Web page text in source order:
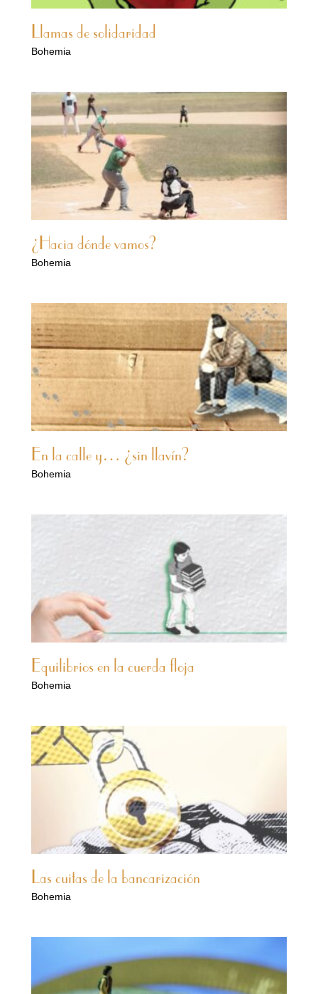
Llamas de solidaridad
Bohemia
¿Hacia dónde vamos?
Bohemia
En la calle y… ¿sin llavín?
Bohemia
Equilibrios en la cuerda floja
Bohemia
Las cuitas de la bancarización
Bohemia